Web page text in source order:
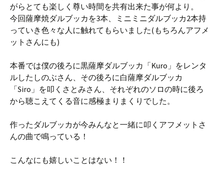
がらとても楽しく尊い時間を共有出来た事が何より。
今回薩摩焼ダルブッカを3本、ミニミニダルブッカ2本持
っていき色々な人に触れてもらいました(もちろんアフメ
ットさんにも)
本番では僕の後ろに黒薩摩ダルブッカ「Kuro」をレンタ
ルしたしのぶさん、その後ろに白薩摩ダルブッカ
「Siro」を叩くさとみさん、それぞれのソロの時に後ろ
から聴こえてくる音に感極まりまくりでした。
作ったダルブッカが今みんなと一緒に叩くアフメットさ
んの曲で鳴っている！
こんなにも嬉しいことはない！！